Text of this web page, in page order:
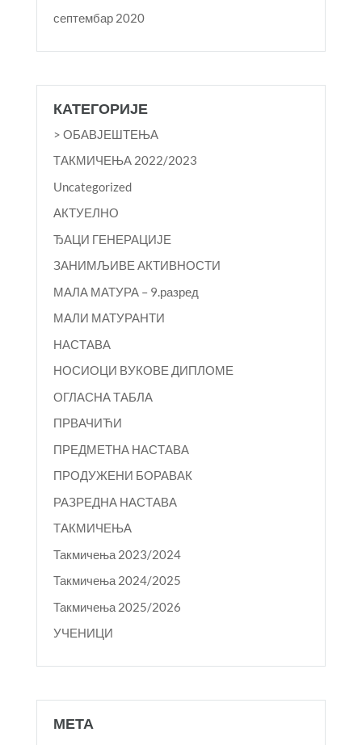
септембар 2020
КАТЕГОРИЈЕ
> ОБАВЈЕШТЕЊА
TАКМИЧЕЊА 2022/2023
Uncategorized
АКТУЕЛНО
ЂАЦИ ГЕНЕРАЦИЈЕ
ЗАНИМЉИВЕ АКТИВНОСТИ
МАЛА МАТУРА – 9.разред
МАЛИ МАТУРАНТИ
НАСТАВА
НОСИОЦИ ВУКОВЕ ДИПЛОМЕ
ОГЛАСНА ТАБЛА
ПРВАЧИЋИ
ПРЕДМЕТНА НАСТАВА
ПРОДУЖЕНИ БОРАВАК
РАЗРЕДНА НАСТАВА
ТАКМИЧЕЊА
Такмичења 2023/2024
Такмичења 2024/2025
Такмичења 2025/2026
УЧЕНИЦИ
МЕТА